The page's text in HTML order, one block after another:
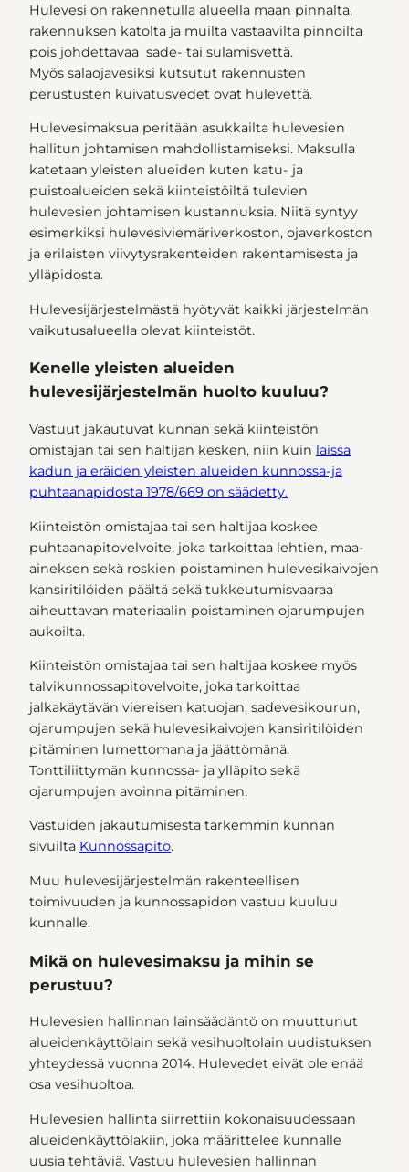
Hulevesi on rakennetulla alueella maan pinnalta,
rakennuksen katolta ja muilta vastaavilta pinnoilta
pois johdettavaa sade- tai sulamisvettä.
Myös salaojavesiksi kutsutut rakennusten
perustusten kuivatusvedet ovat hulevettä.
Hulevesimaksua peritään asukkailta hulevesien
hallitun johtamisen mahdollistamiseksi. Maksulla
katetaan yleisten alueiden kuten katu- ja
puistoalueiden sekä kiinteistöiltä tulevien
hulevesien johtamisen kustannuksia. Niitä syntyy
esimerkiksi hulevesiviemäriverkoston, ojaverkoston
ja erilaisten viivytysrakenteiden rakentamisesta ja
ylläpidosta.
Hulevesijärjestelmästä hyötyvät kaikki järjestelmän
vaikutusalueella olevat kiinteistöt.
Kenelle yleisten alueiden
hulevesijärjestelmän huolto kuuluu?
Vastuut jakautuvat kunnan sekä kiinteistön
omistajan tai sen haltijan kesken, niin kuin laissa
kadun ja eräiden yleisten alueiden kunnossa-ja
puhtaanapidosta 1978/669 on säädetty.
Kiinteistön omistajaa tai sen haltijaa koskee
puhtaanapitovelvoite, joka tarkoittaa lehtien, maa-
aineksen sekä roskien poistaminen hulevesikaivojen
kansiritilöiden päältä sekä tukkeutumisvaaraa
aiheuttavan materiaalin poistaminen ojarumpujen
aukoilta.
Kiinteistön omistajaa tai sen haltijaa koskee myös
talvikunnossapitovelvoite, joka tarkoittaa
jalkakäytävän viereisen katuojan, sadevesikourun,
ojarumpujen sekä hulevesikaivojen kansiritilöiden
pitäminen lumettomana ja jäättömänä.
Tonttiliittymän kunnossa- ja ylläpito sekä
ojarumpujen avoinna pitäminen.
Vastuiden jakautumisesta tarkemmin kunnan
sivuilta Kunnossapito.
Muu hulevesijärjestelmän rakenteellisen
toimivuuden ja kunnossapidon vastuu kuuluu
kunnalle.
Mikä on hulevesimaksu ja mihin se
perustuu?
Hulevesien hallinnan lainsäädäntö on muuttunut
alueidenkäyttölain sekä vesihuoltolain uudistuksen
yhteydessä vuonna 2014. Hulevedet eivät ole enää
osa vesihuoltoa.
Hulevesien hallinta siirrettiin kokonaisuudessaan
alueidenkäyttölakiin, joka määrittelee kunnalle
uusia tehtäviä. Vastuu hulevesien hallinnan